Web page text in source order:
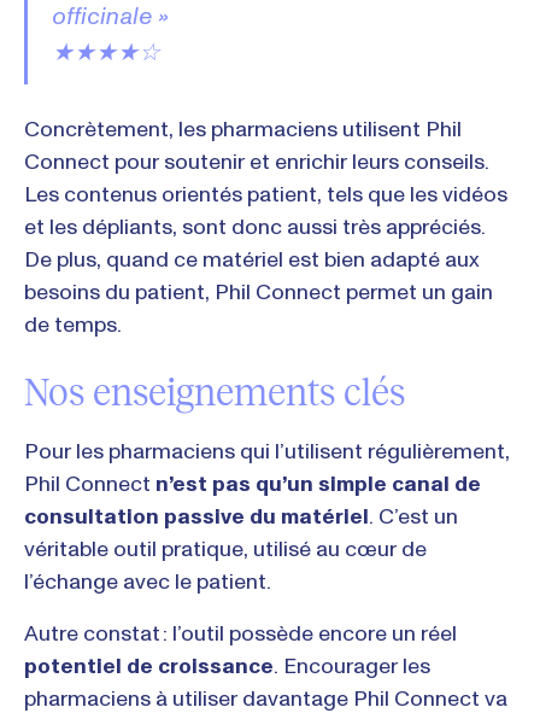
officinale »
★★★★☆
Concrètement, les pharmaciens utilisent Phil
Connect pour soutenir et enrichir leurs conseils.
Les contenus orientés patient, tels que les vidéos
et les dépliants, sont donc aussi très appréciés.
De plus, quand ce matériel est bien adapté aux
besoins du patient, Phil Connect permet un gain
de temps.
Nos enseignements clés
Pour les pharmaciens qui l’utilisent régulièrement,
Phil Connect n’est pas qu’un simple canal de
consultation passive du matériel. C’est un
véritable outil pratique, utilisé au cœur de
l’échange avec le patient.
Autre constat : l’outil possède encore un réel
potentiel de croissance. Encourager les
pharmaciens à utiliser davantage Phil Connect va